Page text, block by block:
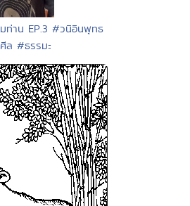
ท่าน EP.3 #วนิอินพุทธ
#ธรรมะ